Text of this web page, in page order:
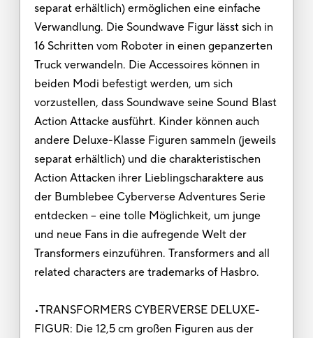
separat erhältlich) ermöglichen eine einfache
Verwandlung. Die Soundwave Figur lässt sich in
16 Schritten vom Roboter in einen gepanzerten
Truck verwandeln. Die Accessoires können in
beiden Modi befestigt werden, um sich
vorzustellen, dass Soundwave seine Sound Blast
Action Attacke ausführt. Kinder können auch
andere Deluxe-Klasse Figuren sammeln (jeweils
separat erhältlich) und die charakteristischen
Action Attacken ihrer Lieblingscharaktere aus
der Bumblebee Cyberverse Adventures Serie
entdecken – eine tolle Möglichkeit, um junge
und neue Fans in die aufregende Welt der
Transformers einzuführen. Transformers and all
related characters are trademarks of Hasbro.
•TRANSFORMERS CYBERVERSE DELUXE-
FIGUR: Die 12,5 cm großen Figuren aus der